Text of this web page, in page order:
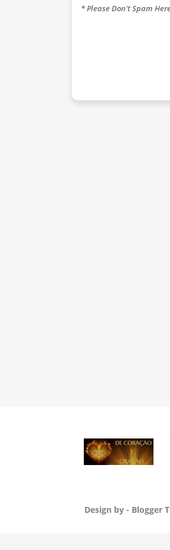
* Please Don't Spam
Design by - Blogger